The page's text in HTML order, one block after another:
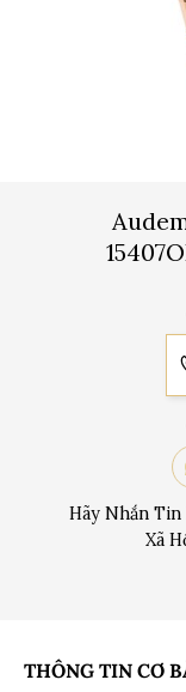
Hãy Nhắn Tin
Xã
THÔNG TIN CƠ